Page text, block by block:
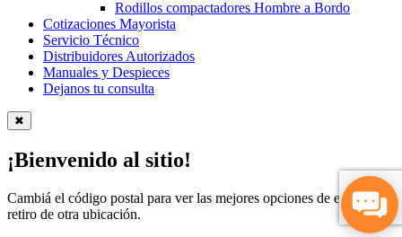
Rodillos compactadores Hombre a Bordo
Cotizaciones Mayorista
Servicio Técnico
Distribuidores Autorizados
Manuales y Despieces
Dejanos tu consulta
✖
¡Bienvenido al sitio!
Cambiá el código postal para ver las mejores opciones de envío y
retiro de otra ubicación.